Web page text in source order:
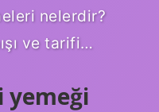
nelerdir?
ve tarifi…
yemeği